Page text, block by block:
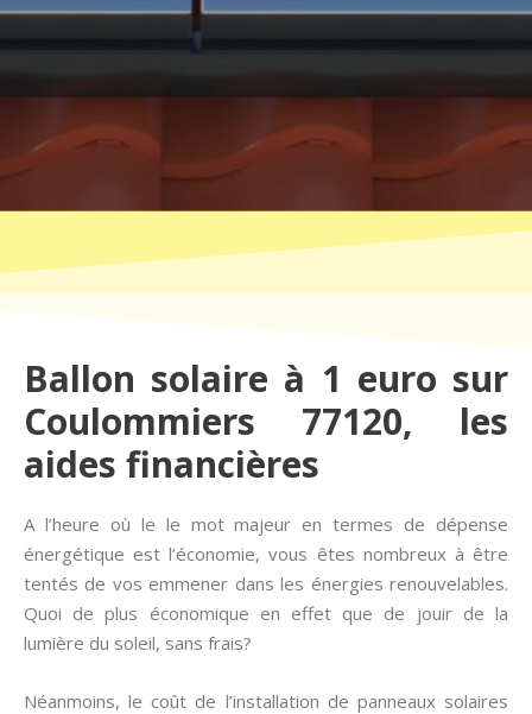
Ballon solaire à 1 euro sur
Coulommiers 77120, les
aides financières
A l’heure où le le mot majeur en termes de dépense
énergétique est l’économie, vous êtes nombreux à être
tentés de vos emmener dans les énergies renouvelables.
Quoi de plus économique en effet que de jouir de la
lumière du soleil, sans frais?
Néanmoins, le coût de l’installation de panneaux solaires